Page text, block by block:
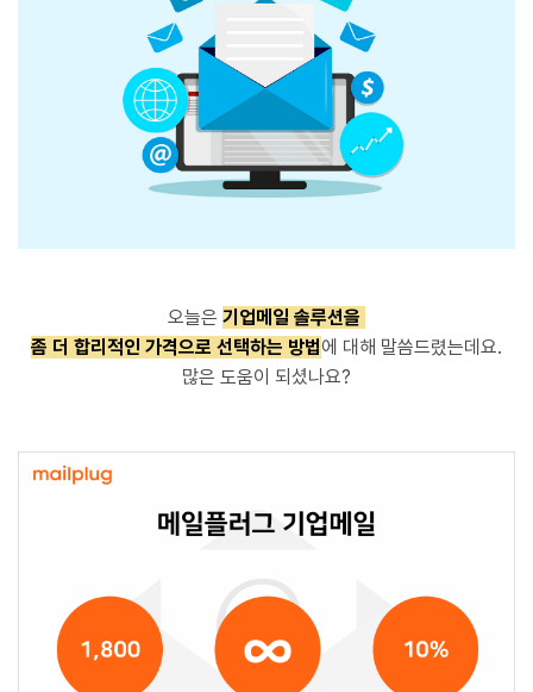
오늘은 기업메일 솔루션을
좀 더 합리적인 가격으로 선택하는 방법에 대해 말씀드렸는데요.
많은 도움이 되셨나요?